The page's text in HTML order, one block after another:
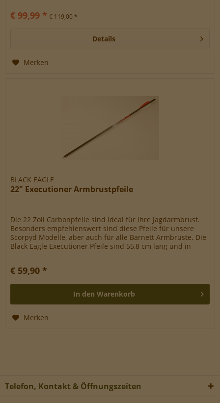
€ 99,99 * € 119,00 *
Details
Merken
BLACK EAGLE
22" Executioner Armbrustpfeile
Die 22 Zoll Carbonpfeile sind ideal für Ihre Jagdarmbrust.
Besonders empfehlenswert sind diese Pfeile für unsere
Scorpyd Modelle, aber auch für alle Barnett Armbrüste. Die
Black Eagle Executioner Pfeile sind 55,8 cm lang und in
€ 59,90 *
In den Warenkorb
Merken
Telefon, Kontakt & Öffnungszeiten